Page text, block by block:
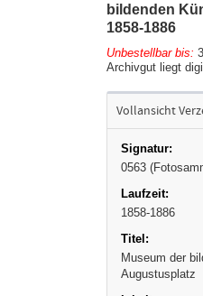
bildenden
1858-1886
Unbestellbar bis:
Archivgut liegt
Vollansicht
0563
1858-1886
Museum der
Augustusplatz